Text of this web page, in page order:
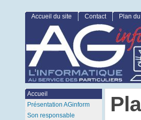
Accueil du site Contact Plan
Accueil
Présentation AGinform
Son responsable